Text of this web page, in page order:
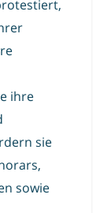
ihre
sie
sowie